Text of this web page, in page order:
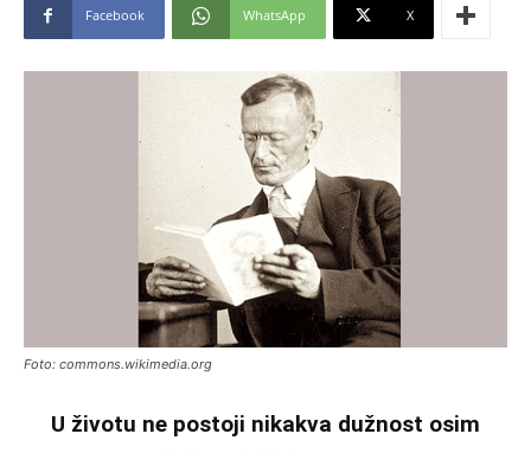
Facebook WhatsApp X
Foto: commons.wikimedia.org
U životu ne postoji nikakva dužnost osim